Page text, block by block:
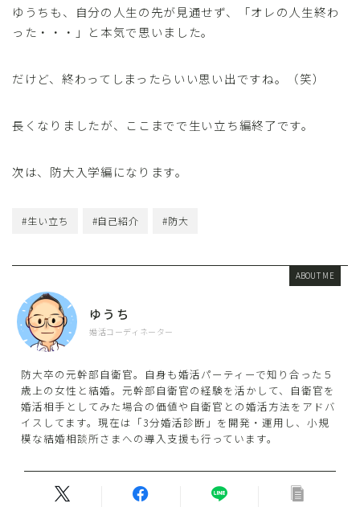
ゆうちも、自分の人生の先が見通せず、「オレの人生終わ
った・・・」と本気で思いました。
だけど、終わってしまったらいい思い出ですね。（笑）
長くなりましたが、ここまでで生い立ち編終了です。
次は、防大入学編になります。
#生い立ち #自己紹介 #防大
ABOUT ME
ゆうち
婚活コーディネーター
防大卒の元幹部自衛官。自身も婚活パーティーで知り合った５
歳上の女性と結婚。元幹部自衛官の経験を活かして、自衛官を
婚活相手としてみた場合の価値や自衛官との婚活方法をアドバ
イスしてます。現在は「3分婚活診断」を開発・運用し、小規
模な結婚相談所さまへの導入支援も行っています。